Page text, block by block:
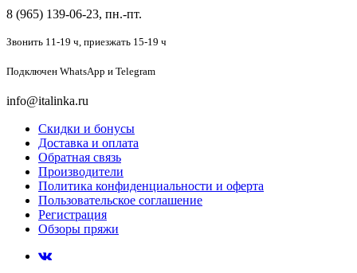
8 (965) 139-06-23, пн.-пт.
Звонить 11-19 ч, приезжать 15-19 ч
Подключен WhatsApp и Telegram
info@italinka.ru
Скидки и бонусы
Доставка и оплата
Обратная связь
Производители
Политика конфиденциальности и оферта
Пользовательское соглашение
Регистрация
Обзоры пряжи